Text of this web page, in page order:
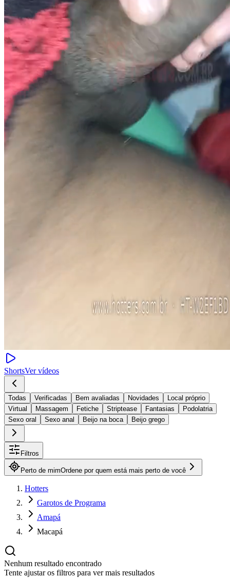
ShortsVer vídeos
Todas Verificadas Bem avaliadas Novidades
Local próprio
Virtual
Massagem Fetiche Striptease Fantasias
Podolatria
Sexo oral
Sexo anal Beijo na boca Beijo grego
Filtros
Perto de mimOrdene por quem está mais perto de você
Hotters
Garotos de Programa
Amapá
Macapá
Nenhum resultado encontrado
Tente ajustar os filtros para ver mais resultados